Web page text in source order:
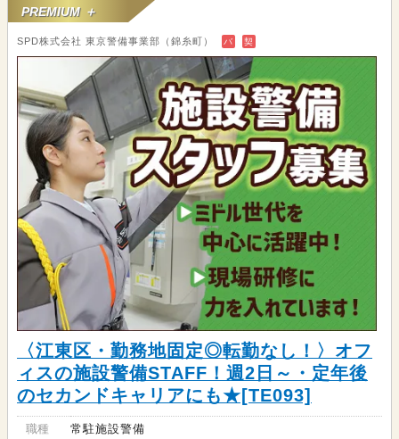
PREMIUM ＋
SPD株式会社 東京警備事業部（錦糸町） バ 契
〈江東区・勤務地固定◎転勤なし！〉オフ
ィスの施設警備STAFF！週2日～・定年後
のセカンドキャリアにも★[TE093]
職種 常駐施設警備